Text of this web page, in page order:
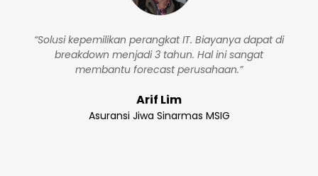
“Solusi kepemilikan perangkat IT. Biayanya dapat di
breakdown menjadi 3 tahun. Hal ini sangat
membantu forecast perusahaan.”
Arif Lim
Asuransi Jiwa Sinarmas MSIG